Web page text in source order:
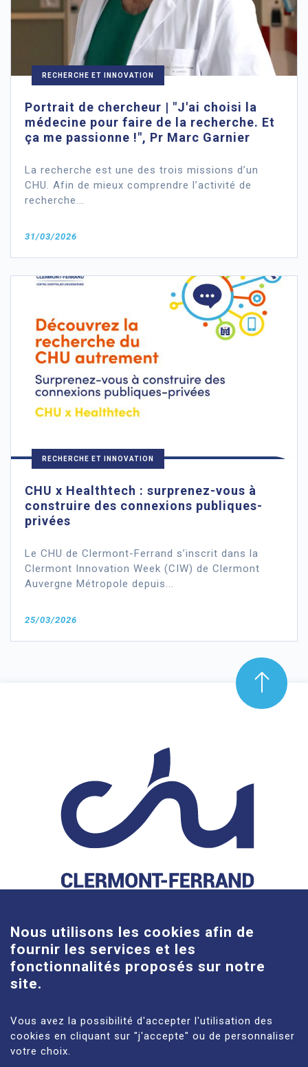
RECHERCHE ET INNOVATION
Portrait de chercheur | "J'ai choisi la
médecine pour faire de la recherche. Et
ça me passionne !", Pr Marc Garnier
La recherche est une des trois missions d’un
CHU. Afin de mieux comprendre l’activité de
recherche...
31/03/2026
RECHERCHE ET INNOVATION
CHU x Healthtech : surprenez-vous à
construire des connexions publiques-
privées
Le CHU de Clermont-Ferrand s’inscrit dans la
Clermont Innovation Week (CIW) de Clermont
Auvergne Métropole depuis...
25/03/2026
Site Gabriel-Montpied
En savoir plus
Cookies
Nous utilisons les cookies afin de
fournir les services et les
fonctionnalités proposés sur notre
site.
Vous avez la possibilité d'accepter l'utilisation des
cookies en cliquant sur "j'accepte" ou de personnaliser
votre choix.